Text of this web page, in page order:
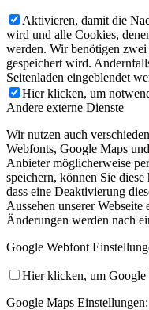
Aktivieren, damit die
wird und alle Cookies,
werden. Wir benötigen
gespeichert wird.
Seitenladen eingeblendet
Hier klicken, um
Andere externe Dienste
Wir nutzen auch
Webfonts, Google Maps
Anbieter möglicherweise
speichern, können Sie
dass eine Deaktivierung
Aussehen unserer
Änderungen werden nach
Google Webfont
Hier klicken, um Google
Google Maps Einstellungen: